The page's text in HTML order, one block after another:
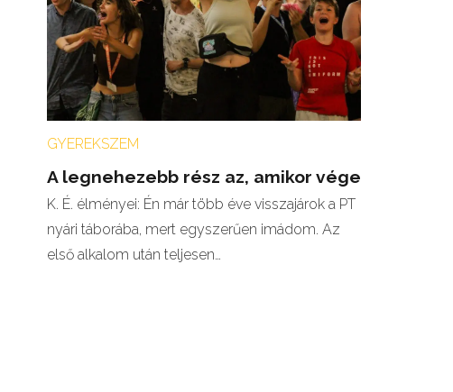
GYEREKSZEM
A legnehezebb rész az, amikor vége
K. É. élményei: Én már több éve visszajárok a PT
nyári táborába, mert egyszerűen imádom. Az
első alkalom után teljesen…